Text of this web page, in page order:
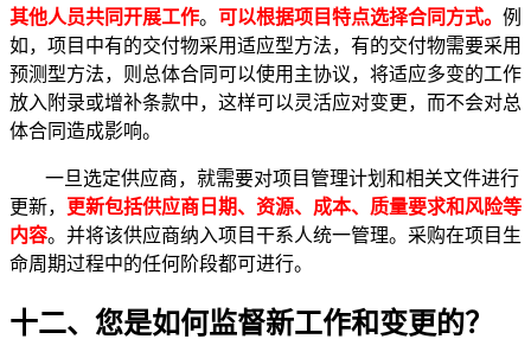
其他人员共同开展工作。 可以根据项目特点选择合同方式。 例
如，项目中有的交付物采用适应型方法，有的交付物需要采用
预测型方法，则总体合同可以使用主协议，将适应多变的工作
放入附录或增补条款中，这样可以灵活应对变更，而不会对总
体合同造成影响。
一旦选定供应商，就需要对项目管理计划和相关文件进行
更新，
更新包括供应商日期、资源、成本、质量要求和风险等
内容。并将该供应商纳入项目干系人统一管理。采购在项目生
命周期过程中的任何阶段都可进行。
十二、您是如何监督新工作和变更的？